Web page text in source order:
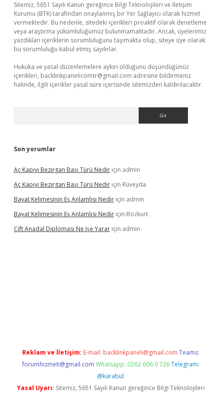
Sitemiz, 5651 Sayılı Kanun gereğince Bilgi Teknolojileri ve İletişim
Kurumu (BTK) tarafından onaylanmış bir Yer Sağlayıcı olarak hizmet
vermektedir. Bu nedenle, sitedeki içerikleri proaktif olarak denetleme
veya araştırma yükümlülüğümüz bulunmamaktadır. Ancak, üyelerimiz
yazdıkları içeriklerin sorumluluğunu taşımakta olup, siteye üye olarak
bu sorumluluğu kabul etmiş sayılırlar.
Hukuka ve yasal düzenlemelere aykırı olduğunu düşündüğünüz
içerikleri, backlinkpanelicomtr@gmail.com adresine bildirmeniz
halinde, ilgili içerikler yasal süre içerisinde sitemizden kaldırılacaktır.
Son yorumlar
Aç Kapıyı Bezirgan Başı Türü Nedir için admin
Aç Kapıyı Bezirgan Başı Türü Nedir için Rüveyda
Bayat Kelimesinin Eş Anlamlısı Nedir için admin
Bayat Kelimesinin Eş Anlamlısı Nedir için Bozkurt
Çift Anadal Diploması Ne Işe Yarar için admin
Reklam ve İletişim: E-mail: backlinkpaneli@gmail.com Teams:
forumhizmeti@gmail.com Whatsapp: 0262 606 0 726 Telegram:
@karabul
Yasal Uyarı: Sitemiz, 5651 Sayılı Kanun gereğince Bilgi Teknolojileri